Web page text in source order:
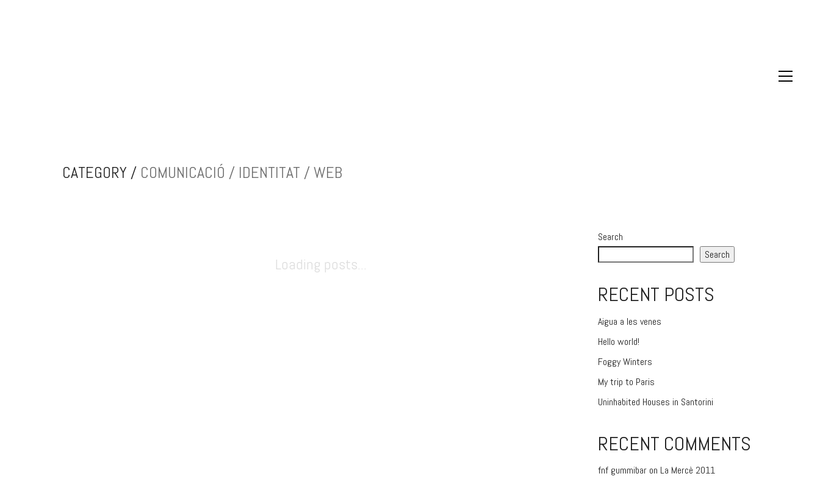
CATEGORY / COMUNICACIÓ / IDENTITAT / WEB
Loading posts...
Search
Search
RECENT POSTS
Aigua a les venes
Hello world!
Foggy Winters
My trip to Paris
Uninhabited Houses in Santorini
RECENT COMMENTS
fnf gummibaron La Mercè 2011